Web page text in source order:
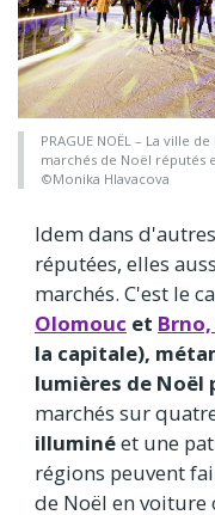
PRAGUE NOËL – La ville
marchés de Noël réputés
©Monika Hlavacova
Idem dans
réputées, elles
marchés. C'est le
Olomouc et
la capitale),
lumières de Noël
marchés sur
illuminéet une
régions peuvent
de Noël en voiture